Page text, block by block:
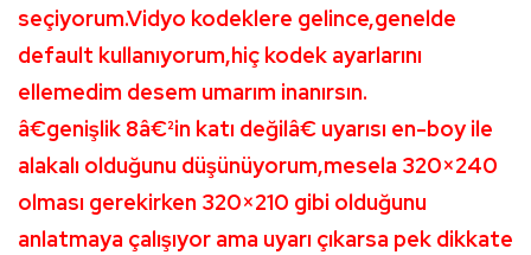
seçiyorum.Vidyo kodeklere gelince,genelde
default kullanıyorum,hiç kodek ayarlarını
ellemedim desem umarım inanırsın.
â€genişlik 8â€²in katı değilâ€ uyarısı en-boy ile
alakalı olduğunu düşünüyorum,mesela 320×240
olması gerekirken 320×210 gibi olduğunu
anlatmaya çalışıyor ama uyarı çıkarsa pek dikkate